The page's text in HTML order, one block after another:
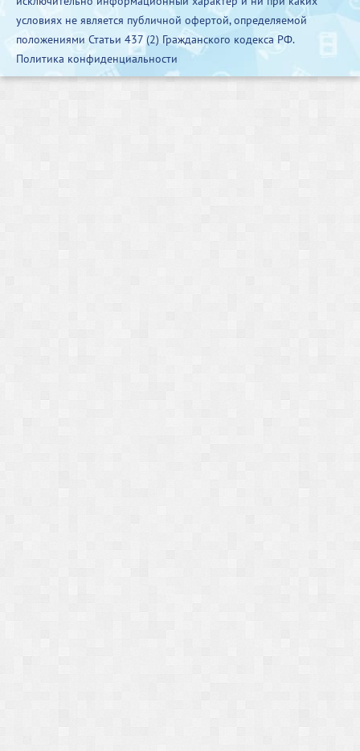
условиях не является публичной офертой, определяемой
положениями Статьи 437 (2) Гражданского кодекса РФ.
Политика конфиденциальности